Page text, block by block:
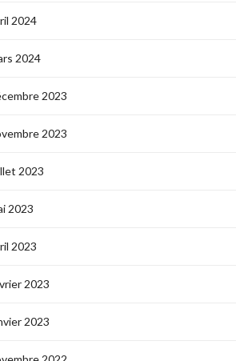
2024
2024
2023
2023
2023
2023
2023
2023
2023